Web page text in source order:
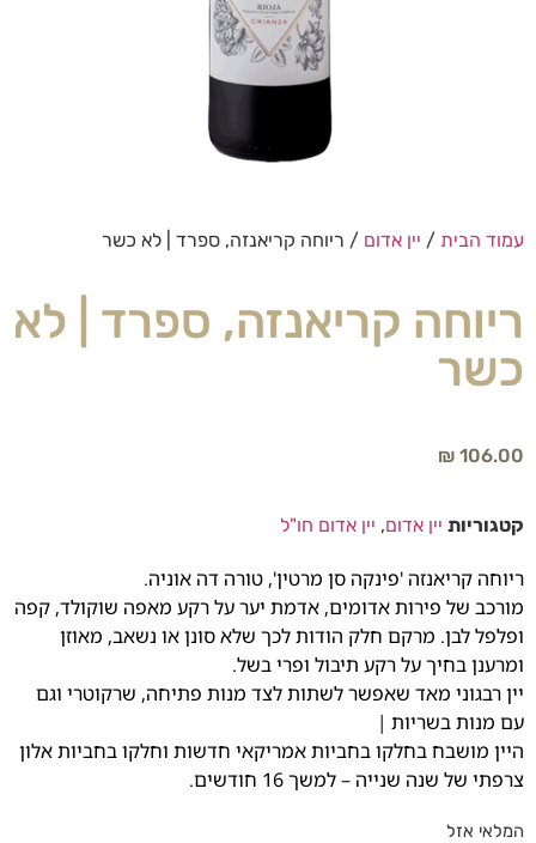
עמוד הבית / יין אדום / ריוחה קריאנזה, ספרד | לא כשר
ריוחה קריאנזה, ספרד | לא
כשר
₪ 106.00
קטגוריות יין אדום, יין אדום חו"ל
ריוחה קריאנזה 'פינקה סן מרטין', טורה דה אוניה.
מורכב של פירות אדומים, אדמת יער על רקע מאפה שוקולד, קפה
ופלפל לבן. מרקם חלק הודות לכך שלא סונן או נשאב, מאוזן
ומרענן בחיך על רקע תיבול ופרי בשל.
יין רבגוני מאד שאפשר לשתות לצד מנות פתיחה, שרקוטרי וגם
עם מנות בשריות |
היין מושבח בחלקו בחביות אמריקאי חדשות וחלקו בחביות אלון
צרפתי של שנה שנייה – למשך 16 חודשים.
המלאי אזל